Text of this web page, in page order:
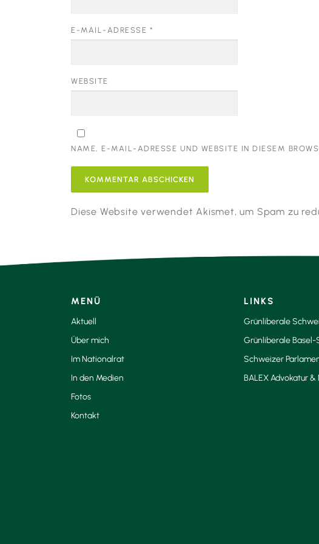
E-MAIL-ADRESSE *
WEBSITE
NAME, E-MAIL-ADRESSE UND WEBSITE IN DIESEM
Diese Website verwendet Akismet, um Spam zu
MENÜ
Aktuell
Über mich
Im Nationalrat
In den Medien
Fotos
Kontakt
LINKS
Grünliberale
Grünliberale
Schweizer
BALEX Advokatur